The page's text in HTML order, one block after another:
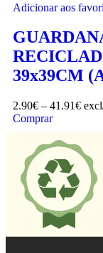
Adicionar aos
39x39CM
2.90€ – 41.91€
Comprar